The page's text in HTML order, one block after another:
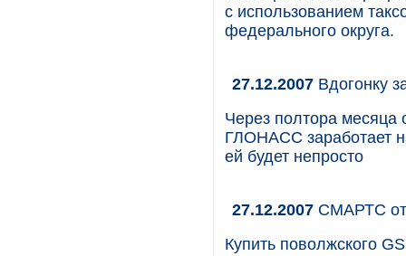
с использованием
федерального округа.
27.12.2007 Вдогонку
Через полтора месяца
ГЛОНАСС заработает
ей будет непросто
27.12.2007 СМАРТС
Купить поволжского